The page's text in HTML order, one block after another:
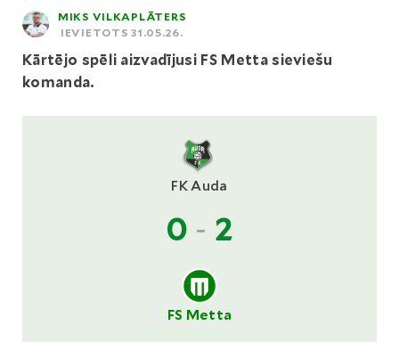
MIKS VILKAPLĀTERS
IEVIETOTS 31.05.26.
Kārtējo spēli aizvadījusi FS Metta sieviešu
komanda.
FK Auda
0 - 2
FS Metta